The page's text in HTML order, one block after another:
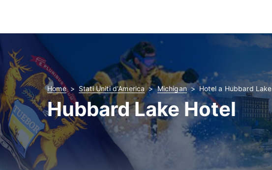
Home Stati Uniti d'America Michigan Hotel a Hubbard Lake
Hubbard Lake Hotel